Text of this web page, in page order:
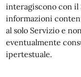
interagiscono con il
informazioni
al solo Servizio e
eventualmente
ipertestuale.